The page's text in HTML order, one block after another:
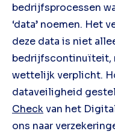
bedrijfsprocessen
‘data’ noemen. Het
deze data is niet
bedrijfscontinuïteit,
wettelijk verplicht.
dataveiligheid
Checkvan het
ons naar